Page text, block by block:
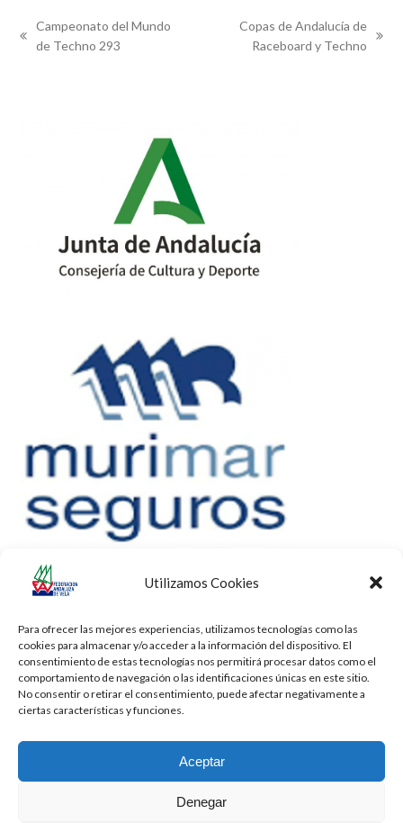
Utilizamos Cookies
Para ofrecer las mejores experiencias, utilizamos tecnologías como las
cookies para almacenar y/o acceder a la información del dispositivo. El
consentimiento de estas tecnologías nos permitirá procesar datos como el
comportamiento de navegación o las identificaciones únicas en este sitio.
No consentir o retirar el consentimiento, puede afectar negativamente a
ciertas características y funciones.
Aceptar
Denegar
previous
Campeonato del Mundo
de Techno 293
Copas de Andalucía de
Raceboard y Techno